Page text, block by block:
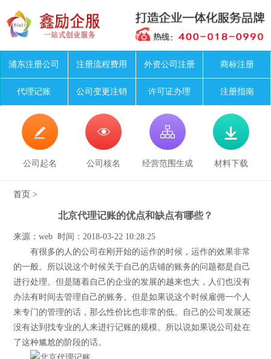
浦东注册公司 注册流程费用 外资公司注册 商标注册
代理记账 公司变更注销 许可证办理 注册指南

公司起名

公司核名

经营范围生成

材料下载
首页 >
北京代理记账的优点和缺点有哪些？
来源：web 时间：2018-03-22 10:28:25
有很多的人的公司在刚开始的运作的时候，运作的效果非常
的一般。所以说这个时候关于自己的店铺的账务的问题都是自己
进行处理。但是随着自己的企业的发展的越来也大，人们也没有
办法有时间去管理自己的账务。但是如果说这个时候雇佣一个人
来专门的管理的话，那么性价比也非常的低。自己的公司发展还
没有达到找专业的人来进行记账的规模。所以说如果说公司处在
了这种尴尬的阶段的话。